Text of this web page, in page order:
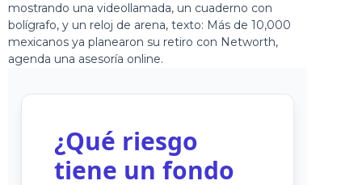
¿Qué riesgo
tiene un fondo